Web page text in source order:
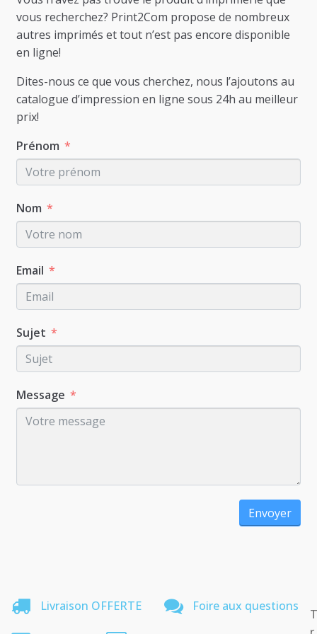
vous recherchez? Print2Com propose de nombreux
autres imprimés et tout n’est pas encore disponible
en ligne!
Dites-nous ce que vous cherchez, nous l’ajoutons au
catalogue d’impression en ligne sous 24h au meilleur
prix!
Prénom
Nom
Email
Sujet
Message
Envoyer
Livraison OFFERTE Foire aux questions